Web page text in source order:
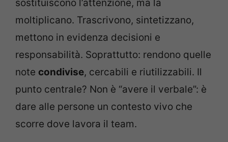
sostituiscono l’attenzione, ma la
moltiplicano. Trascrivono, sintetizzano,
mettono in evidenza decisioni e
responsabilità. Soprattutto: rendono quelle
note condivise, cercabili e riutilizzabili. Il
punto centrale? Non è “avere il verbale”: è
dare alle persone un contesto vivo che
scorre dove lavora il team.